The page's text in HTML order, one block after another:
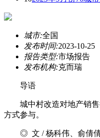
城市:全国
发布时间:2023-10-25
报告类型:市场报告
发布机构:克而瑞
导语
城中村改造对地产销售
方式参与。
◎ 文 / 杨科伟、俞倩倩